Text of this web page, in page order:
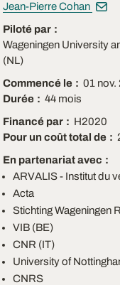
Jean-Pierre Cohan
Piloté par
Wageningen University
(NL)
Commencé le
01 nov.
Durée
44 mois
Financé par
H2020
Pour un coût total de
En partenariat avec
ARVALIS - Institut du
Acta
Stichting Wageningen
VIB (BE)
CNR (IT)
University of
CNRS